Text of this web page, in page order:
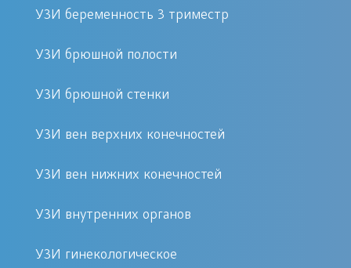
имеет высокий уровень
квалификации, опыт практической
работы на сканере с внедрением
патологических изменений.
Когда требуется диагностика
организме под желудочной полостью
определяет некоторые трудности в
УЗИ беременность 3 триместр
УЗИ брюшной полости
УЗИ брюшной стенки
УЗИ вен верхних конечностей
УЗИ вен нижних конечностей
УЗИ внутренних органов
УЗИ гинекологическое